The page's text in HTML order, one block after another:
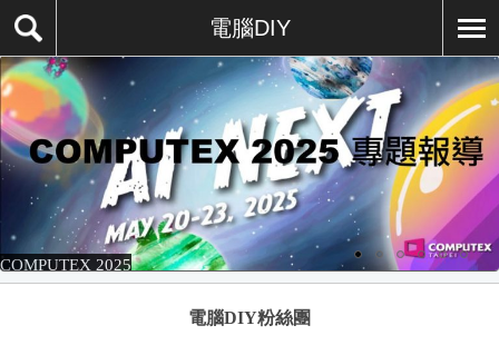
電腦DIY
COMPUTEX 2025
電腦DIY粉絲團